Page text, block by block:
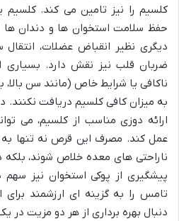
کلسیم را نیز تامین می کند.
حفظ سلامت استخوان ها و دندان
دیگری نظیر انقباض عضلات،
ضربان قلب نیز نقش دارد. بسیاری
ناکافی یا شرایط خاص (مانند سن
به میزان کافی کلسیم دریافت
ارائه دوزی مناسب از کلسیم، می
عمل کند. مصرف این قرص نه تنها
ناراحتی های معده خلاص شوند، بلکه
پیشگیری از پوکی استخوان نیز سهم
تامس را به گزینه ای ارزشمند
دنبال بهره برداری از هر دو مزیت